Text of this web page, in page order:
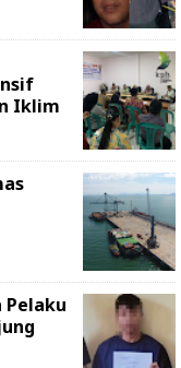
Iklim
Pelaku